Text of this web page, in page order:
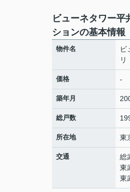
ビューネタワ
ションの基本情報
物件名
価格 -
築年月
総戸数
所在地 東
交通 総
東
東